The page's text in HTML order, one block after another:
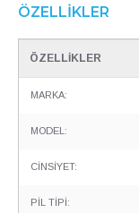
ÖZELLIKLER
ÖZELLİKLER
MARKA:
MODEL:
CİNSİYET:
PİL TİPİ: